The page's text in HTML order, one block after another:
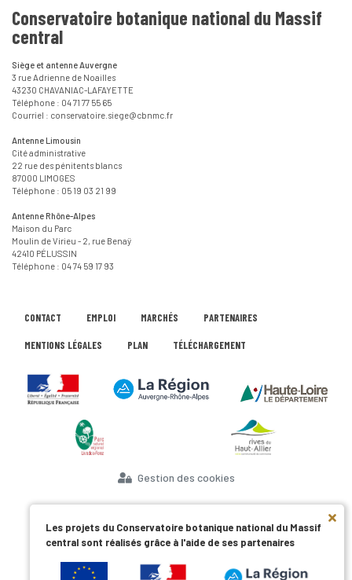
Conservatoire botanique national du Massif
central
Siège et antenne Auvergne
3 rue Adrienne de Noailles
43230 CHAVANIAC-LAFAYETTE
Téléphone : 04 71 77 55 65
Courriel : conservatoire.siege@cbnmc.fr
Antenne Limousin
Cité administrative
22 rue des pénitents blancs
87000 LIMOGES
Téléphone : 05 19 03 21 99
Antenne Rhône-Alpes
Maison du Parc
Moulin de Virieu - 2, rue Benaÿ
42410 PÉLUSSIN
Téléphone : 04 74 59 17 93
CONTACT EMPLOI MARCHÉS PARTENAIRES
MENTIONS LÉGALES PLAN TÉLÉCHARGEMENT
Gestion des cookies
Les projets du Conservatoire botanique national du Massif
central sont réalisés grâce à l'aide de ses partenaires